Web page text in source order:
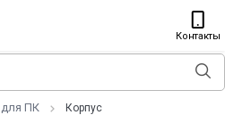
Контакты
ПК Корпус